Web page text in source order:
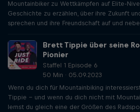
Mountainbiker zu Wettkämpfen auf Elite-
Geschichte zu erzählen, über ihre Zukunft
sprechen und ihre Freundschaft auf und
Brett Tippie über seine
Pionier
Staffel 1 Episode 6
50 Min · 05.09.2023
Wenn du dich für Mountainbiking
Tippie - und wenn du dich nicht mit
lernst du gleich eine der Größen des